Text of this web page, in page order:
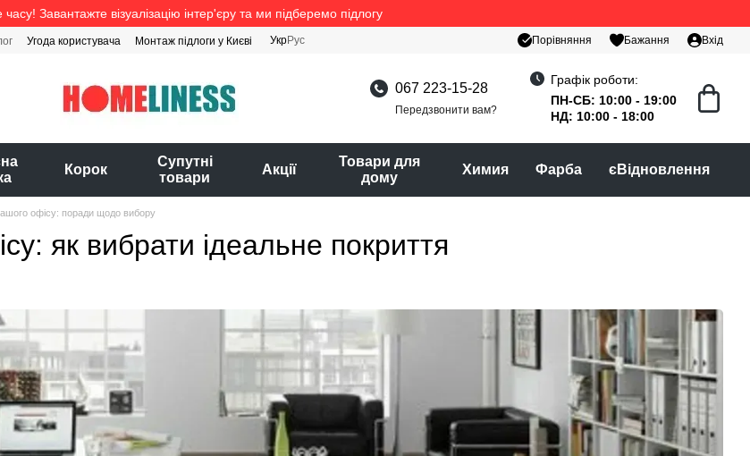
Завантажте візуалізацію інтер'єру та ми підберемо підлогу
Угода користувача Монтаж підлоги у Києві УкрРус Порівняння Бажання Вхід
067 223-15-28
Передзвонити вам?
Графік роботи:
ПН-СБ: 10:00 - 19:00
НД: 10:00 - 18:00
Корок
Супутні
товари
Акції
Товари для
дому
Химия Фарба єВідновлення
офісу: поради щодо вибору
як вибрати ідеальне покриття